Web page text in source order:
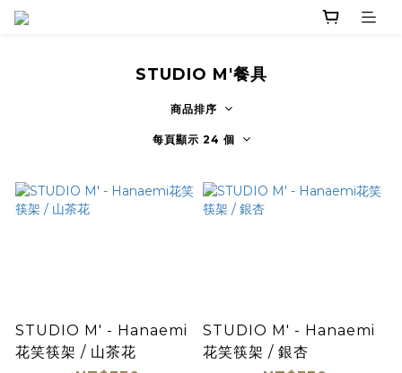
STUDIO M'餐具
商品排序
每頁顯示 24 個
STUDIO M' - Hanaemi
花笑筷架 / 山茶花
STUDIO M' - Hanaemi
花笑筷架 / 銀杏